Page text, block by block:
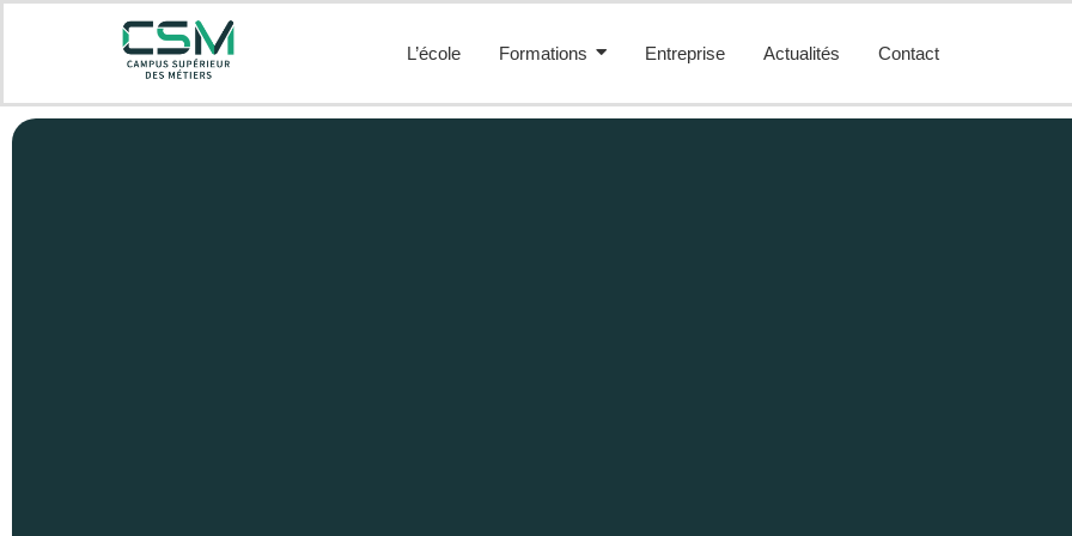
L’école Formations Entreprise Actualités Contact